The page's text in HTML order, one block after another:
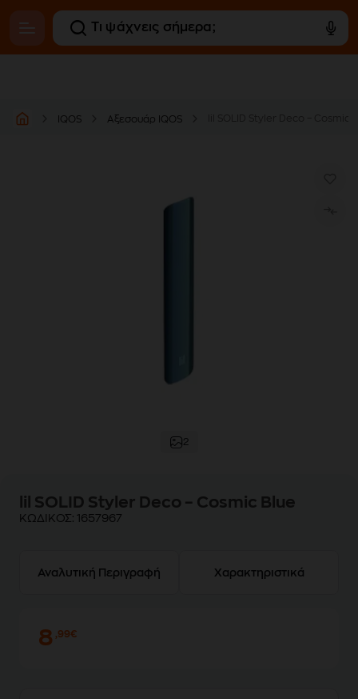
IQOS Αξεσουάρ IQOS
2
lil SOLID Styler Deco – Cosmic Blue
ΚΩΔΙΚΟΣ: 1657967
Αναλυτική Περιγραφή Χαρακτηριστικά
8,99€